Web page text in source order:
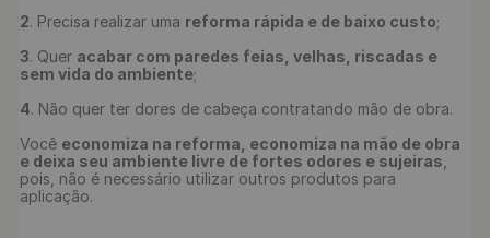
2. Precisa realizar uma reforma rápida e de baixo custo;
3. Quer acabar com paredes feias, velhas, riscadas e
sem vida do ambiente;
4. Não quer ter dores de cabeça contratando mão de obra.
Você economiza na reforma, economiza na mão de obra
e deixa seu ambiente livre de fortes odores e sujeiras
pois, não é necessário utilizar outros produtos para